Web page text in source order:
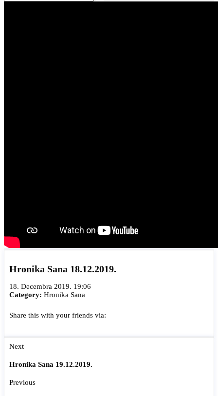
Hronika Sana 18.12.2019.
18. Decembra 2019. 19:06
Category: Hronika Sana
Share this with your friends via:
Next
Hronika Sana 19.12.2019.
Previous